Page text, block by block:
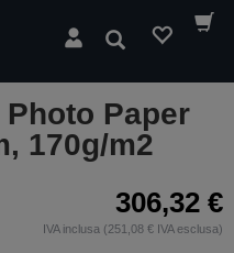
Cerca
Paper
170g/m2
306,32 €
IVA inclusa (251,08 € IVA esclusa)